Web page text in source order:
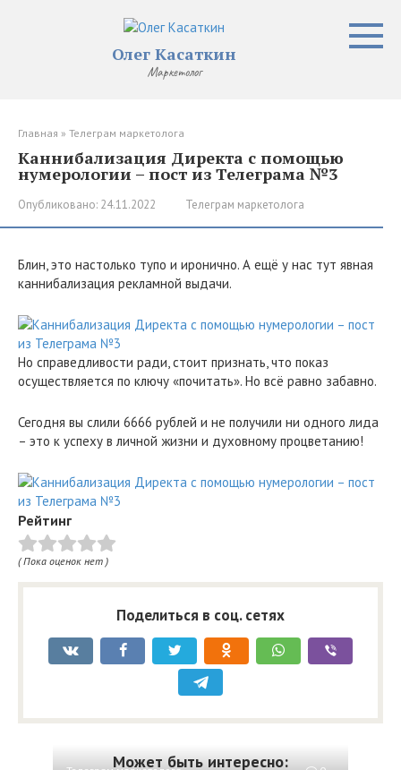
Олег Касаткин
Маркетолог
Главная » Телеграм маркетолога
Каннибализация Директа с помощью
нумерологии – пост из Телеграма №3
Опубликовано: 24.11.2022 Телеграм маркетолога
Блин, это настолько тупо и иронично. А ещё у нас тут явная
каннибализация рекламной выдачи.
Но справедливости ради, стоит признать, что показ
осуществляется по ключу «почитать». Но всё равно забавно.
Сегодня вы слили 6666 рублей и не получили ни одного лида
– это к успеху в личной жизни и духовному процветанию!
Рейтинг
( Пока оценок нет )
Поделиться в соц. сетях
Может быть интересно: